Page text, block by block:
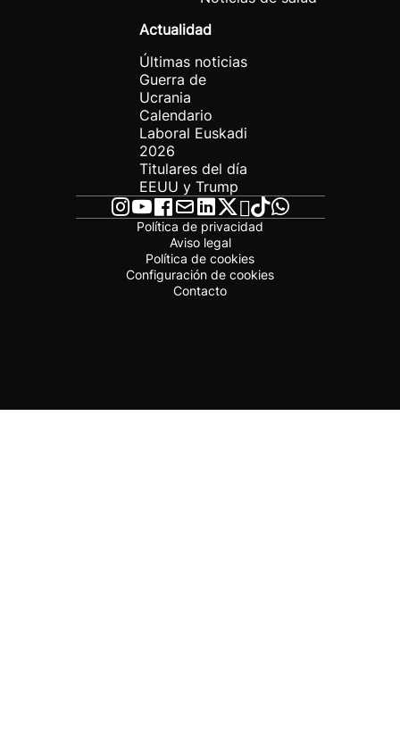
Actualidad
Últimas noticias
Guerra de
Ucrania
Calendario
Laboral Euskadi
2026
Titulares del día
EEUU y Trump
Política de privacidad
Aviso legal
Política de cookies
Configuración de cookies
Contacto